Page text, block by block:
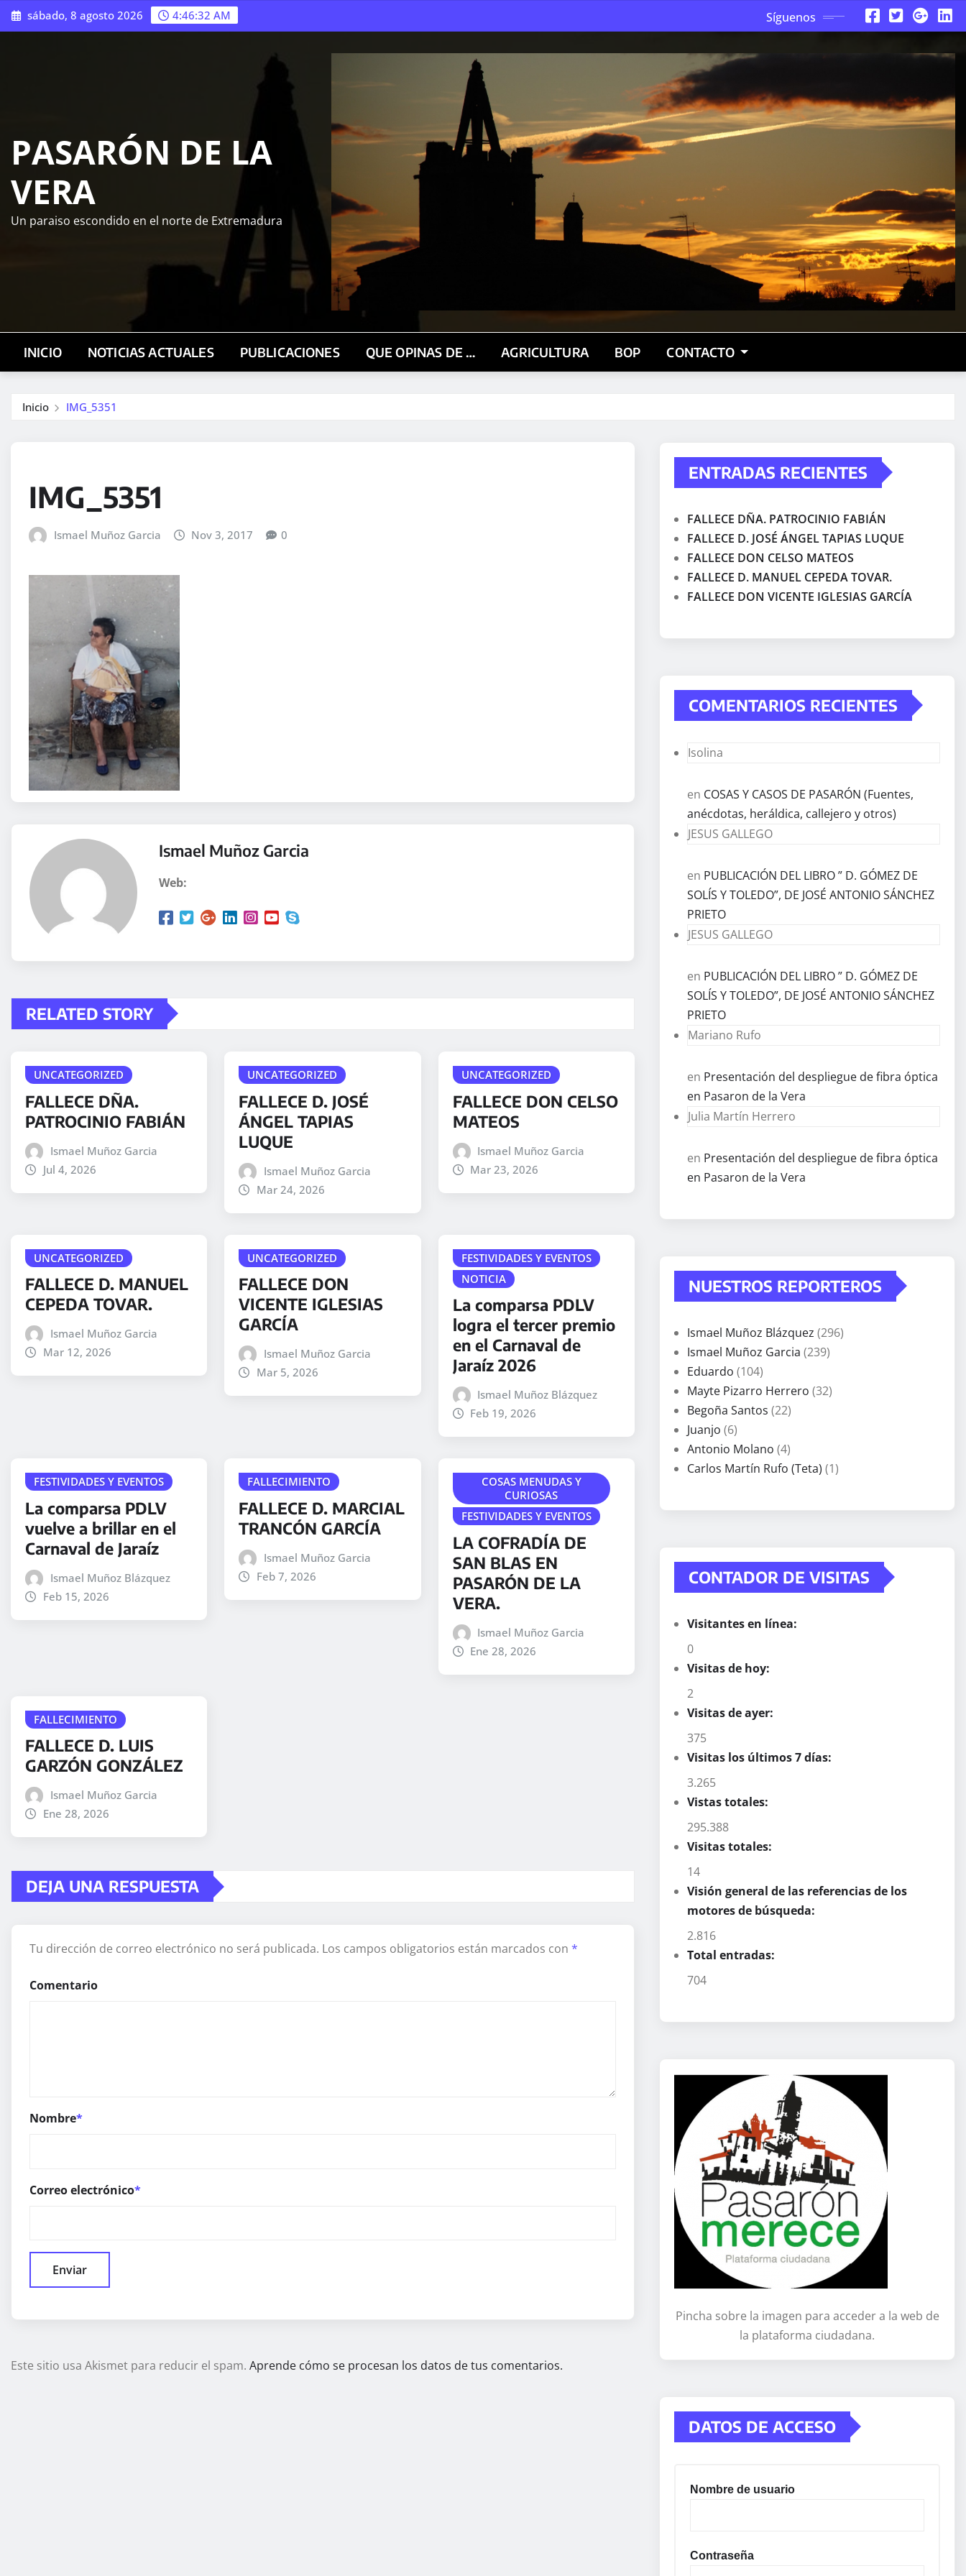
Saltar
al
sábado, 8 agosto 2026 4:46:32 AM Síguenos
PASARÓN DE LA
VERA
Un paraiso escondido en el norte de Extremadura
INICIO NOTICIAS ACTUALES PUBLICACIONES QUE OPINAS DE … AGRICULTURA BOP CONTACTO
Inicio IMG_5351
IMG_5351
Ismael Muñoz Garcia Nov 3, 2017 0
Ismael Muñoz Garcia
Web:
RELATED STORY
UNCATEGORIZED
FALLECE DÑA.
PATROCINIO FABIÁN
Ismael Muñoz Garcia
Jul 4, 2026
UNCATEGORIZED
FALLECE D. JOSÉ
ÁNGEL TAPIAS
LUQUE
Ismael Muñoz Garcia
Mar 24, 2026
UNCATEGORIZED
FALLECE DON CELSO
MATEOS
Ismael Muñoz Garcia
Mar 23, 2026
UNCATEGORIZED
FALLECE D. MANUEL
CEPEDA TOVAR.
Ismael Muñoz Garcia
Mar 12, 2026
UNCATEGORIZED
FALLECE DON
VICENTE IGLESIAS
GARCÍA
Ismael Muñoz Garcia
Mar 5, 2026
FESTIVIDADES Y EVENTOS
NOTICIA
La comparsa PDLV
logra el tercer premio
en el Carnaval de
Jaraíz 2026
Ismael Muñoz Blázquez
Feb 19, 2026
FESTIVIDADES Y EVENTOS
La comparsa PDLV
vuelve a brillar en el
Carnaval de Jaraíz
Ismael Muñoz Blázquez
Feb 15, 2026
FALLECIMIENTO
FALLECE D. MARCIAL
TRANCÓN GARCÍA
Ismael Muñoz Garcia
Feb 7, 2026
COSAS MENUDAS Y
CURIOSAS
FESTIVIDADES Y EVENTOS
LA COFRADÍA DE
SAN BLAS EN
PASARÓN DE LA
VERA.
Ismael Muñoz Garcia
Ene 28, 2026
FALLECIMIENTO
FALLECE D. LUIS
GARZÓN GONZÁLEZ
Ismael Muñoz Garcia
Ene 28, 2026
DEJA UNA RESPUESTA
Tu dirección de correo electrónico no será publicada. Los campos obligatorios están marcados con *
Comentario
Nombre*
Correo electrónico*
Este sitio usa Akismet para reducir el spam. Aprende cómo se procesan los datos de tus comentarios.
ENTRADAS RECIENTES
FALLECE DÑA. PATROCINIO FABIÁN
FALLECE D. JOSÉ ÁNGEL TAPIAS LUQUE
FALLECE DON CELSO MATEOS
FALLECE D. MANUEL CEPEDA TOVAR.
FALLECE DON VICENTE IGLESIAS GARCÍA
COMENTARIOS RECIENTES
Isolina
en COSAS Y CASOS DE PASARÓN (Fuentes,
anécdotas, heráldica, callejero y otros)
JESUS GALLEGO
en PUBLICACIÓN DEL LIBRO ” D. GÓMEZ DE
SOLÍS Y TOLEDO”, DE JOSÉ ANTONIO SÁNCHEZ
PRIETO
JESUS GALLEGO
en PUBLICACIÓN DEL LIBRO ” D. GÓMEZ DE
SOLÍS Y TOLEDO”, DE JOSÉ ANTONIO SÁNCHEZ
PRIETO
Mariano Rufo
en Presentación del despliegue de fibra óptica
en Pasaron de la Vera
Julia Martín Herrero
en Presentación del despliegue de fibra óptica
en Pasaron de la Vera
NUESTROS REPORTEROS
Ismael Muñoz Blázquez (296)
Ismael Muñoz Garcia (239)
Eduardo (104)
Mayte Pizarro Herrero (32)
Begoña Santos (22)
Juanjo (6)
Antonio Molano (4)
Carlos Martín Rufo (Teta) (1)
CONTADOR DE VISITAS
Visitantes en línea:
0
Visitas de hoy:
2
Visitas de ayer:
375
Visitas los últimos 7 días:
3.265
Vistas totales:
295.388
Visitas totales:
14
Visión general de las referencias de los
motores de búsqueda:
2.816
Total entradas:
704
Pincha sobre la imagen para acceder a la web de
la plataforma ciudadana.
DATOS DE ACCESO
Nombre de usuario
Contraseña